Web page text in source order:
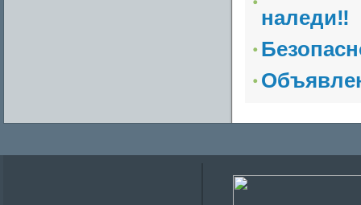
наледи‼